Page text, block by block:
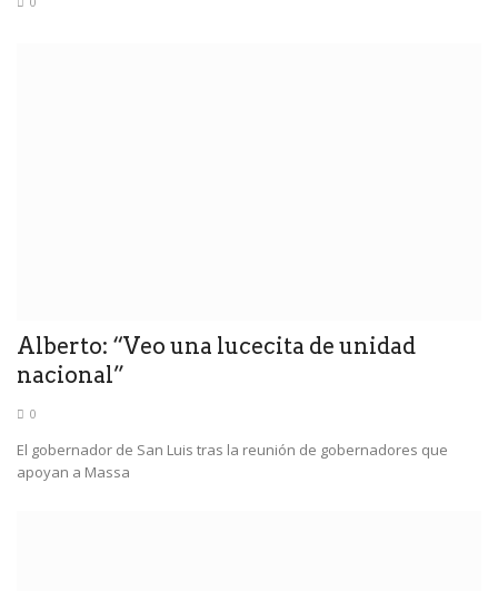
Alberto: “Veo una lucecita de unidad
nacional”
0
El gobernador de San Luis tras la reunión de gobernadores que
apoyan a Massa